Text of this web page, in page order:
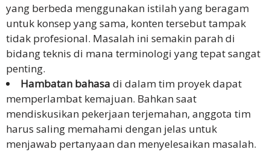
yang berbeda menggunakan istilah yang beragam
untuk konsep yang sama, konten tersebut tampak
tidak profesional. Masalah ini semakin parah di
bidang teknis di mana terminologi yang tepat sangat
penting.
Hambatan bahasa di dalam tim proyek dapat
memperlambat kemajuan. Bahkan saat
mendiskusikan pekerjaan terjemahan, anggota tim
harus saling memahami dengan jelas untuk
menjawab pertanyaan dan menyelesaikan masalah.
Gratis